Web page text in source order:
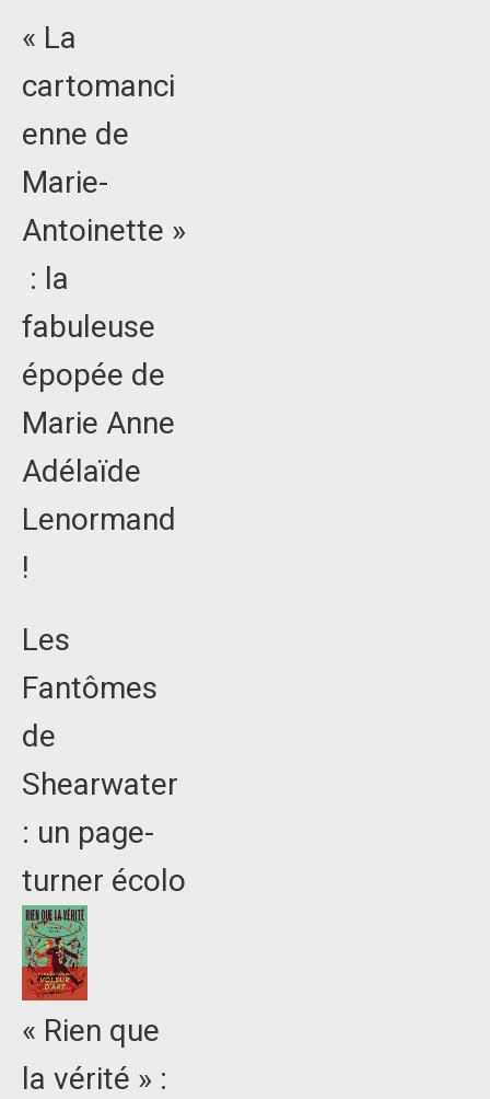
« La
cartomanci
enne de
Marie-
Antoinette »
: la
fabuleuse
épopée de
Marie Anne
Adélaïde
Lenormand
!
Les
Fantômes
de
Shearwater
: un page-
turner écolo
« Rien que
la vérité » :